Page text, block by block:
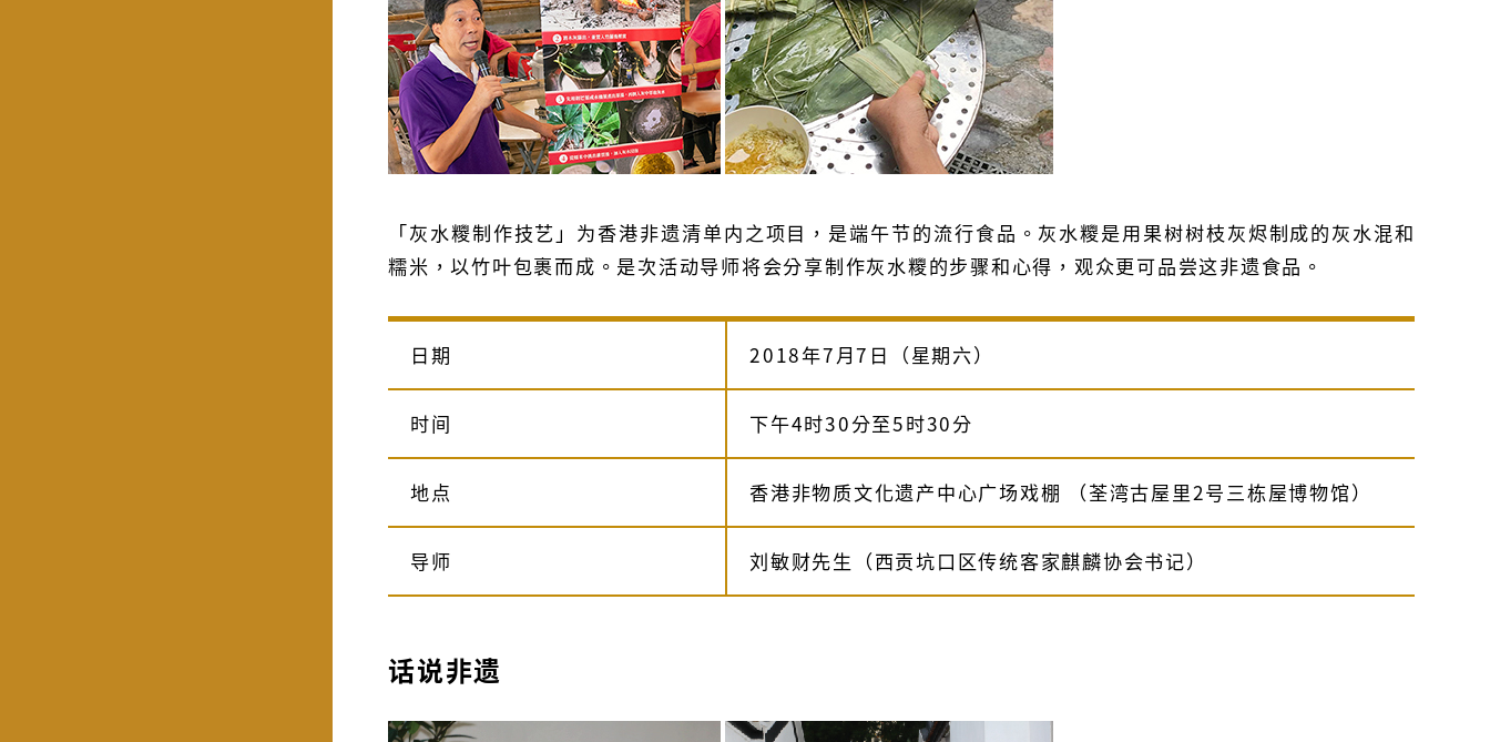
「灰水糭制作技艺」为香港非遗清单内之项目，是端午节的流行食品。灰水糭是用果树树枝灰烬制成的灰水混和
糯米，以竹叶包裹而成。是次活动导师将会分享制作灰水糭的步骤和心得，观众更可品尝这非遗食品。
日期 2018年7月7日（星期六）
时间 下午4时30分至5时30分
地点 香港非物质文化遗产中心广场戏棚 （荃湾古屋里2号三栋屋博物馆）
导师 刘敏财先生（西贡坑口区传统客家麒麟协会书记）
话说非遗